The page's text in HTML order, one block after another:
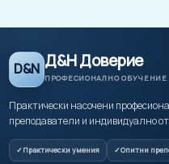
D&N Д&Н Доверие
ПРОФЕСИОНАЛНО ОБУЧЕНИЕ
Практически насочени
преподаватели и индивидуално
Практически умения Опитни